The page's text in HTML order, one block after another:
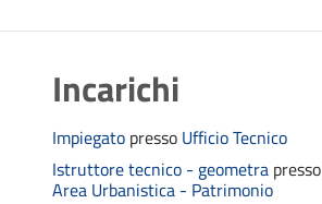
Incarichi
Impiegato presso Ufficio Tecnico
Istruttore tecnico - geometra presso
Area Urbanistica - Patrimonio